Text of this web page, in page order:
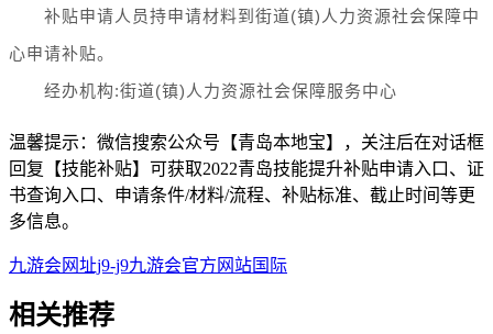
补贴申请人员持申请材料到街道(镇)人力资源社会保障中
心申请补贴。
经办机构:街道(镇)人力资源社会保障服务中心
温馨提示：微信搜索公众号【青岛本地宝】，关注后在对话框
回复【技能补贴】可获取2022青岛技能提升补贴申请入口、证
书查询入口、申请条件/材料/流程、补贴标准、截止时间等更
多信息。
九游会网址j9-j9九游会官方网站国际
相关推荐